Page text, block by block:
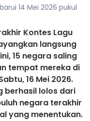
14 Mei 2026 pukul
Kontes Lagu
langsung
15 negara saling
tempat mereka di
16 Mei 2026.
berhasil lolos dari
negara terakhir
yang menentukan.